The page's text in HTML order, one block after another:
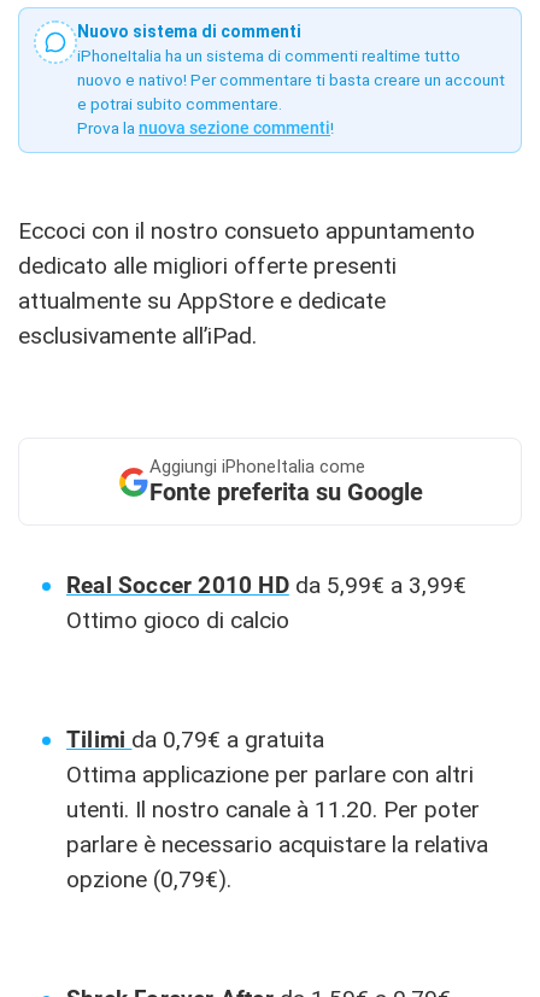
Nuovo sistema di commenti
iPhoneItalia ha un sistema di commenti realtime tutto
nuovo e nativo! Per commentare ti basta creare un account
e potrai subito commentare.
Prova la nuova sezione commenti!
Eccoci con il nostro consueto appuntamento
dedicato alle migliori offerte presenti
attualmente su AppStore e dedicate
esclusivamente all’iPad.
Aggiungi iPhoneItalia come
Fonte preferita su Google
Real Soccer 2010 HDda 5,99€ a 3,99€
Ottimo gioco di calcio
Tilimi da 0,79€ a gratuita
Ottima applicazione per parlare con altri
utenti. Il nostro canale à 11.20. Per poter
parlare è necessario acquistare la relativa
opzione (0,79€).